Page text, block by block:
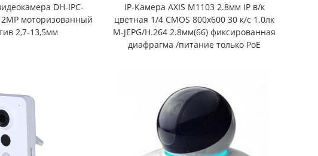
DH-IPC-
2MP моторизованный
2,7-13,5мм
IP-Камера AXIS M1103 2.8мм IP в/к
цветная 1/4 CMOS 800х600 30 к/с 1.0лк
M-JEPG/H.264 2.8мм(66) фиксированная
диафрагма /питание только PoE